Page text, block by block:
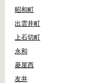
昭和町
出雲井町
上石切町
永和
菱屋西
友井